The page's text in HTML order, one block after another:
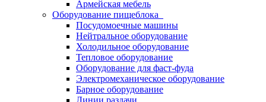
Армейская мебель
Оборудование пищеблока
Посудомоечные машины
Нейтральное оборудование
Холодильное оборудование
Тепловое оборудование
Оборудование для фаст-фуда
Электромеханическое оборудование
Барное оборудование
Линии раздачи